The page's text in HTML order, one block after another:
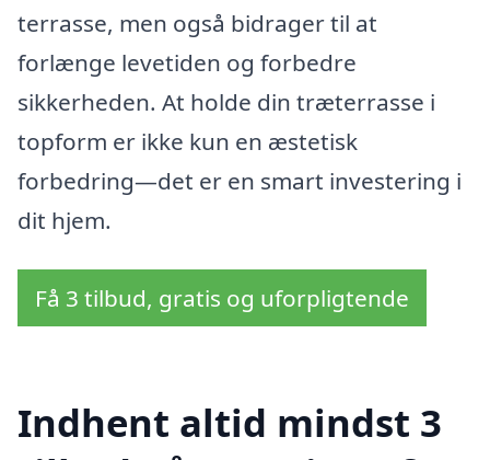
terrasse, men også bidrager til at
forlænge levetiden og forbedre
sikkerheden. At holde din træterrasse i
topform er ikke kun en æstetisk
forbedring—det er en smart investering i
dit hjem.
Få 3 tilbud, gratis og uforpligtende
Indhent altid mindst 3